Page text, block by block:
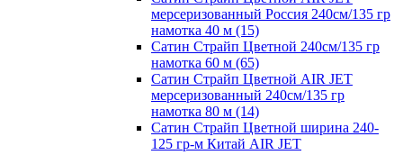
мерсеризованный Россия 240см/135 гр
намотка 40 м (15)
Сатин Страйп Цветной 240см/135 гр
намотка 60 м (65)
Сатин Страйп Цветной AIR JET
мерсеризованный 240см/135 гр
намотка 80 м (14)
Сатин Страйп Цветной ширина 240-
125 гр-м Китай AIR JET